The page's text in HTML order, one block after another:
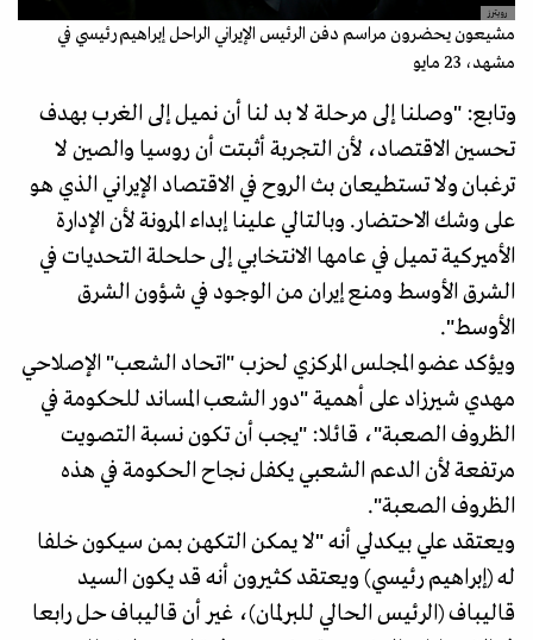
رويترز
مشيعون يحضرون مراسم دفن الرئيس الإيراني الراحل إبراهيم رئيسي في
مشهد، 23 مايو
وتابع: "وصلنا إلى مرحلة لا بد لنا أن نميل إلى الغرب بهدف
تحسين الاقتصاد، لأن التجربة أثبتت أن روسيا والصين لا
ترغبان ولا تستطيعان بث الروح في الاقتصاد الإيراني الذي هو
على وشك الاحتضار. وبالتالي علينا إبداء المرونة لأن الإدارة
الأميركية تميل في عامها الانتخابي إلى حلحلة التحديات في
الشرق الأوسط ومنع إيران من الوجود في شؤون الشرق
الأوسط".
ويؤكد عضو المجلس المركزي لحزب "اتحاد الشعب" الإصلاحي
مهدي شيرزاد على أهمية "دور الشعب المساند للحكومة في
الظروف الصعبة"، قائلا: "يجب أن تكون نسبة التصويت
مرتفعة لأن الدعم الشعبي يكفل نجاح الحكومة في هذه
الظروف الصعبة".
ويعتقد علي بيكدلي أنه "لا يمكن التكهن بمن سيكون خلفا
له (إبراهيم رئيسي) ويعتقد كثيرون أنه قد يكون السيد
قاليباف (الرئيس الحالي للبرلمان)، غير أن قاليباف حل رابعا